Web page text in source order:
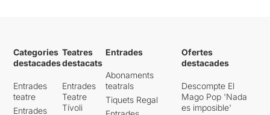
Categories
destacades
Entrades
teatre
Entrades
Teatres
destacats
Entrades
Teatre
Tívoli
Entrades
Abonaments
teatrals
Tiquets Regal
Ofertes
destacades
Descompte El
Mago Pop 'Nada
es imposible'